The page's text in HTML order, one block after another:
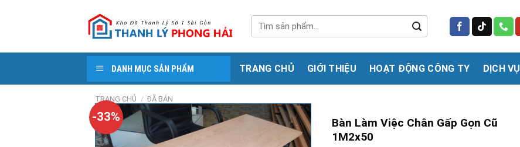
kiếm:
DANH MỤC SẢN PHẨM TRANG CHỦ GIỚI THIỆU HOẠT ĐỘNG CÔNG TY DỊCH VỤ
TRANG CHỦ / ĐÃ BÁN
-33%
Bàn Làm Việc Chân Gấp Gọn Cũ
1M2x50